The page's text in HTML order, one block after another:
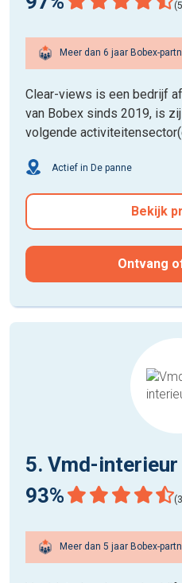
Meer dan 6 jaar Bobex-
Clear-views is een bedrijf
van Bobex sinds 2019, is
volgende
Actief in De panne
Bekijk
Ontvang
5. Vmd-interieur
93%
Meer dan 5 jaar Bobex-